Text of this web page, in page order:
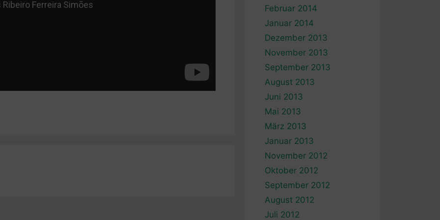
Februar 2014
Januar 2014
Dezember 2013
November 2013
September 2013
August 2013
Juni 2013
Mai 2013
März 2013
Januar 2013
November 2012
Oktober 2012
September 2012
August 2012
Juli 2012